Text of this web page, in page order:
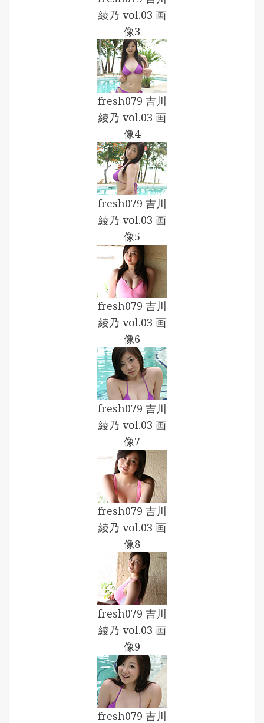
綾乃 vol.03 画
像3
fresh079 吉川
綾乃 vol.03 画
像4
fresh079 吉川
綾乃 vol.03 画
像5
fresh079 吉川
綾乃 vol.03 画
像6
fresh079 吉川
綾乃 vol.03 画
像7
fresh079 吉川
綾乃 vol.03 画
像8
fresh079 吉川
綾乃 vol.03 画
像9
fresh079 吉川